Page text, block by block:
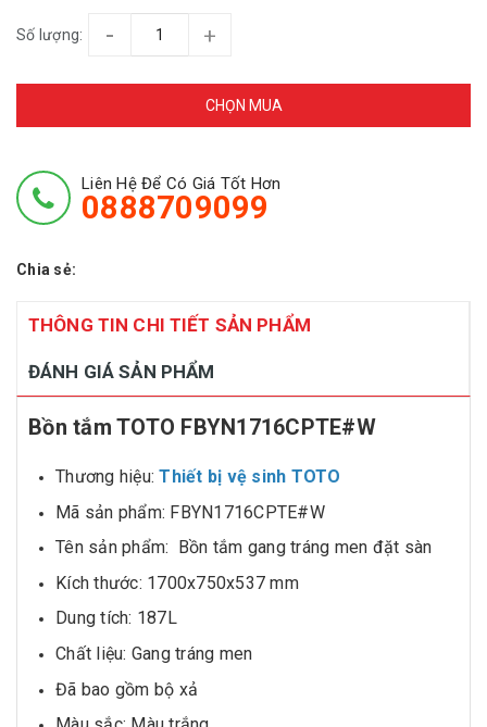
Số lượng: - +
CHỌN MUA
Liên Hệ Để Có Giá Tốt Hơn
0888709099
Chia sẻ:
THÔNG TIN CHI TIẾT SẢN PHẨM
ĐÁNH GIÁ SẢN PHẨM
Bồn tắm TOTO FBYN1716CPTE#W
Thương hiệu:Thiết bị vệ sinh TOTO
Mã sản phẩm: FBYN1716CPTE#W
Tên sản phẩm: Bồn tắm gang tráng men đặt sàn
Kích thước: 1700x750x537 mm
Dung tích: 187L
Chất liệu: Gang tráng men
Đã bao gồm bộ xả